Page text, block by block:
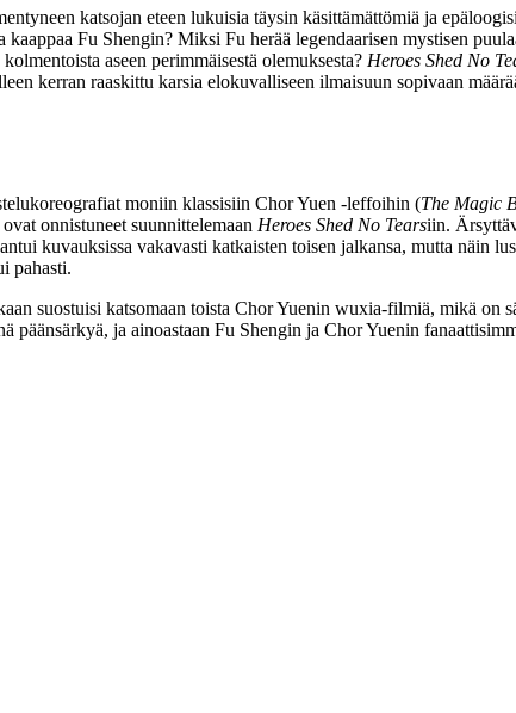
katsojan eteen lukuisia täysin käsittämättömiä ja
Fu Shengin? Miksi Fu herää legendaarisen mystisen
aseen perimmäisestä olemuksesta? Heroes Shed No
kerran raaskittu karsia elokuvalliseen ilmaisuun sopivaan
moniin klassisiin Chor Yuen ‑leffoihin (The Magic
onnistuneet suunnittelemaan Heroes Shed No Tearsiin.
kuvauksissa vakavasti katkaisten toisen jalkansa, mutta näin
pahasti.
suostuisi katsomaan toista Chor Yuenin wuxia-filmiä, mikä
päänsärkyä, ja ainoastaan Fu Shengin ja Chor Yuenin